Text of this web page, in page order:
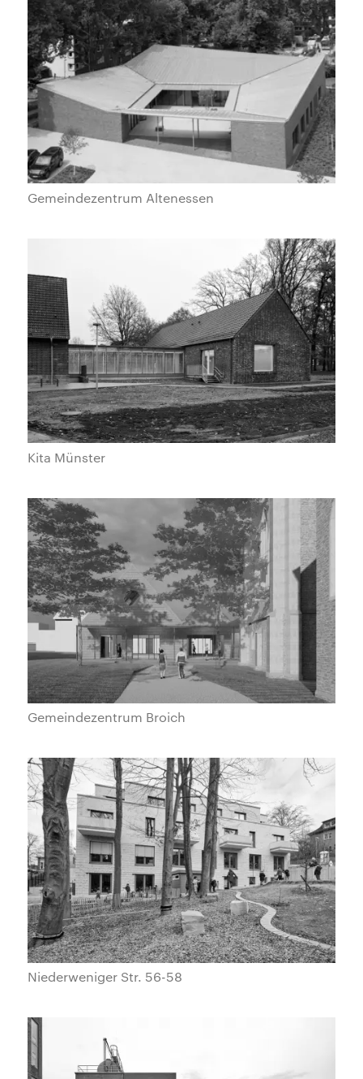
Gemeindezentrum Altenessen
Kita Münster
Gemeindezentrum Broich
Niederweniger Str. 56-58